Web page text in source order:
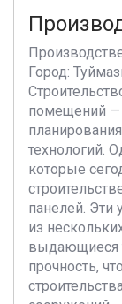
Город:
помещений —
технологий.
которые
панелей. Эти
из
выдающиеся
прочность,